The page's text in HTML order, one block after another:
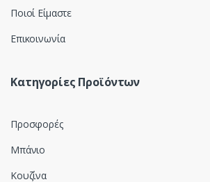
Ποιοί Είμαστε
Επικοινωνία
Κατηγορίες Προϊόντων
Προσφορές
Μπάνιο
Κουζίνα